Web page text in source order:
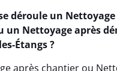
déroule un
un Nettoyage après
Étangs ?
après chantier ou